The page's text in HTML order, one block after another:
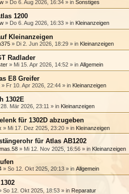
» Do 6. Aug 2026, 16:34 » in Sonstiges
1200
» Do 6. Aug 2026, 16:33 » in Kleinanzeigen
Kleinanzeigen
» Di 2. Jun 2026, 18:29 » in Kleinanzeigen
Radlader
» Mi 15. Apr 2026, 14:52 » in Allgemein
E8 Greifer
» Fr 10. Apr 2026, 22:44 » in Kleinanzeigen
1302E
Mär 2026, 23:11 » in Kleinanzeigen
für 1302D abzugeben
» Mi 17. Dez 2025, 23:20 » in Kleinanzeigen
für Atlas AB1202
» Mi 12. Nov 2025, 16:56 » in Kleinanzeigen
» So 12. Okt 2025, 20:13 » in Allgemein
So 12. Okt 2025, 18:53 » in Reparatur